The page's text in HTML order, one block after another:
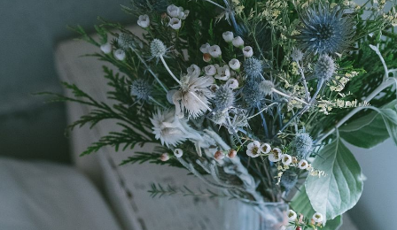
よくある質問
Q. 毎月自動でお花が届くサービスですか？
いいえ、毎月自動でお届けするサービスではありません。好
きな時に好きな花をご注文いただけます。